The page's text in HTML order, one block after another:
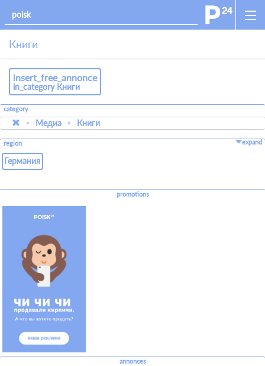
Книги
insert_free_annonce
in_category Книги
category
Медиа Книги
region expand
Германия
promotions
annonces